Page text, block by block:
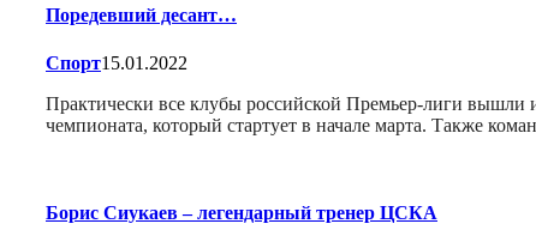
Поредевший десант…
Спорт15.01.2022
Практически все клубы российской Премьер-лиги
чемпионата, который стартует в начале марта. Также
Борис Сиукаев – легендарный тренер ЦСКА